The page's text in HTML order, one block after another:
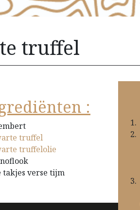
truffel
:
truffel
truffelolie
takjes verse tijm